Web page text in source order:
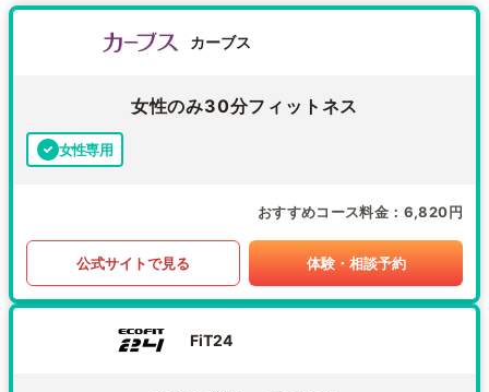
カーブス
女性のみ30分フィットネス
女性専用
おすすめコース料金 6,820円
公式サイトで見る 体験・相談予約
FiT24